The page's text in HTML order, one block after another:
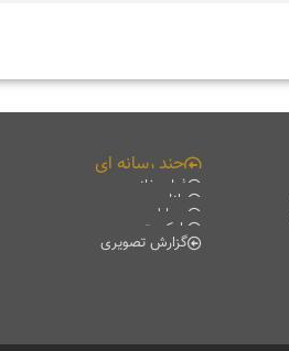
چند رسانه ای
فیلم خانه
دانلود
موبایل
پادکست
گزارش تصویری